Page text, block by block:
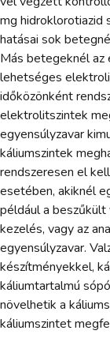
mg hidroklorotiazid
hatásai sok
Más betegeknél az
lehetséges
időközönként
elektrolitszintek
egyensúlyzavar
káliumszintek
rendszeresen el
esetében, akiknél
például a
kezelés, vagy az
egyensúlyzavar.
készítményekkel,
káliumtartalmú
növelhetik a
káliumszintet